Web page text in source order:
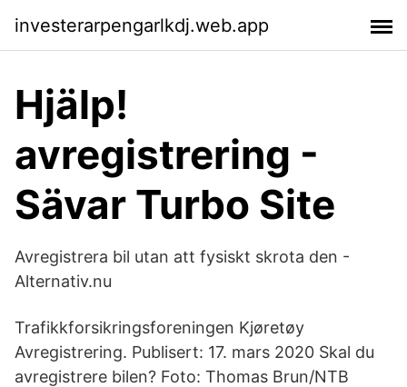
investerarpengarlkdj.web.app
Hjälp!
avregistrering -
Sävar Turbo Site
Avregistrera bil utan att fysiskt skrota den -
Alternativ.nu
Trafikkforsikringsforeningen Kjøretøy
Avregistrering. Publisert: 17. mars 2020 Skal du
avregistrere bilen? Foto: Thomas Brun/NTB